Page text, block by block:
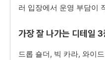
러 입장에서 운영 부담이
가장 잘 나가는 디테일 3
드롭 숄더, 빅 카라, 와이